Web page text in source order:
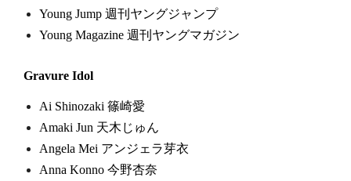
Young Jump 週刊ヤングジャンプ
Young Magazine 週刊ヤングマガジン
Gravure Idol
Ai Shinozaki 篠崎愛
Amaki Jun 天木じゅん
Angela Mei アンジェラ芽衣
Anna Konno 今野杏奈